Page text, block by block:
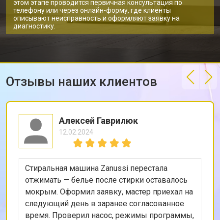
Замена амортизаторов от 2000 ₽ Заказать
Замена мотора стиральной машины
Zanussi
от 3800 ₽ Заказать
Замена ТЭН стиральной машины
Замена блока управления от 3600 ₽ Заказать
Замена заливного шланга от 2150 ₽
Замена прессостата
Замена сливного насоса от 3450 ₽
Замена сливного шланга от 2100 ₽ Заказать
Замена циркуляционного насоса от 3800 ₽ Заказать
этом этапе проводится первичная консультация по
телефону или через онлайн-форму, где клиенты
описывают неисправность и оформляют заявку на
диагностику.
Отзывы наших клиентов
Алексей Гаврилюк
12.02.2024
Стиральная машина Zanussi перестала
отжимать — бельё после стирки оставалось
мокрым. Оформил заявку, мастер приехал на
следующий день в заранее согласованное
время. Проверил насос, режимы программы,